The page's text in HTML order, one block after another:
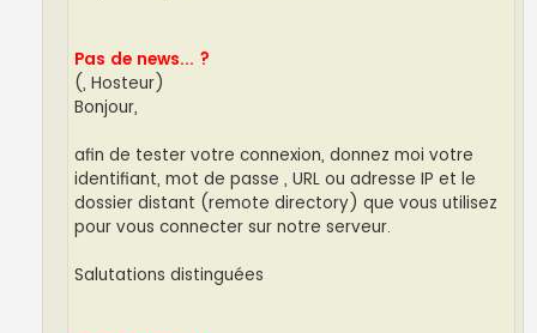
Pas de news... ?
(, Hosteur)
Bonjour,
afin de tester votre connexion, donnez moi votre
identifiant, mot de passe , URL ou adresse IP et le
dossier distant (remote directory) que vous utilisez
pour vous connecter sur notre serveur.
Salutations distinguées